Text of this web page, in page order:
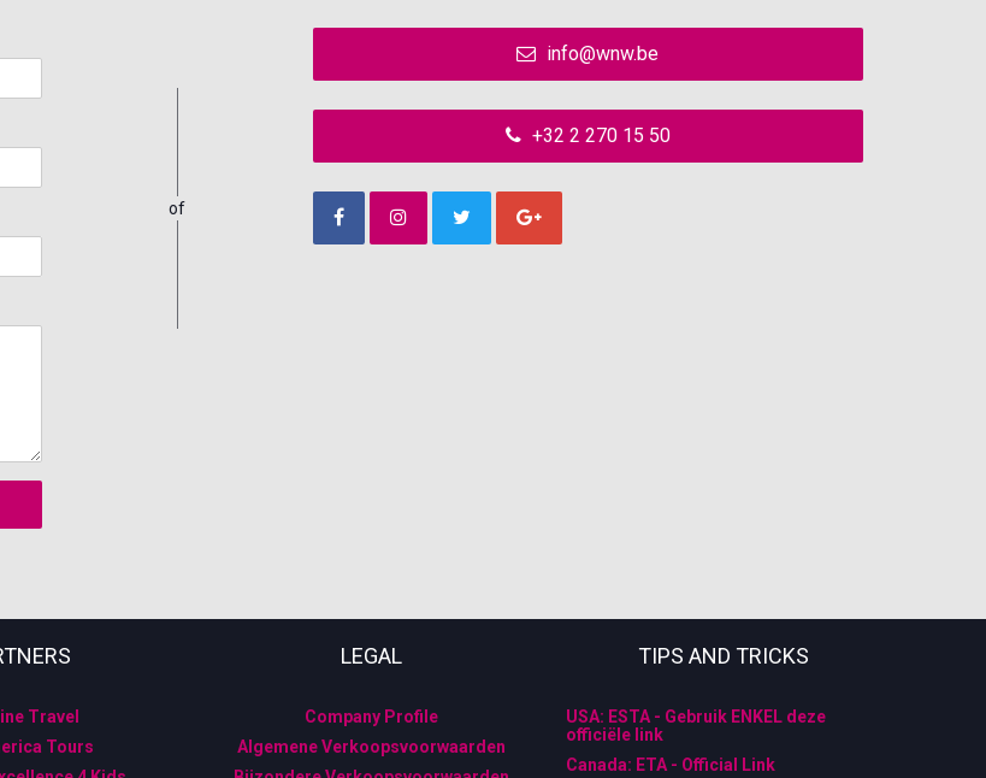
of
info@wnw.be
+32 2 270 15 50
LEGAL TIPS AND TRICKS
Travel
Tours
Company Profile
Algemene Verkoopsvoorwaarden
USA: ESTA - Gebruik ENKEL deze
officiële link
Canada: ETA - Official Link